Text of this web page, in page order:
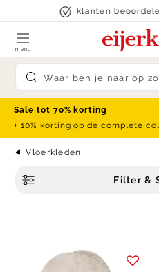
Skip to contentklanten
Submit search
menu
Sale tot 70% korting
+ 10% korting op de complete
Vloerkleden
Filter &